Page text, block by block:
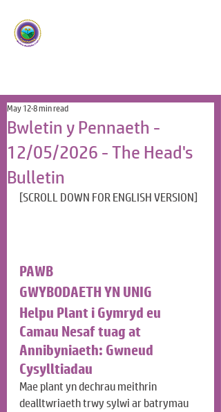
Bwletin y Pennaeth -
12/05/2026 - The Head's
Bulletin
May 128 min read
[SCROLL DOWN FOR ENGLISH VERSION]
PAWB
GWYBODAETH YN UNIG
Helpu Plant i Gymryd eu
Camau Nesaf tuag at
Annibyniaeth: Gwneud
Cysylltiadau
Mae plant yn dechrau meithrin
dealltwriaeth trwy sylwi ar batrymau